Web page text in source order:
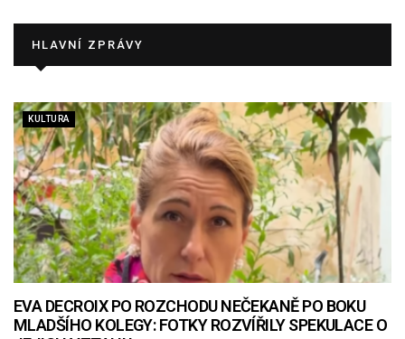
HLAVNÍ ZPRÁVY
KULTURA
EVA DECROIX PO ROZCHODU NEČEKANĚ PO BOKU
MLADŠÍHO KOLEGY: FOTKY ROZVÍŘILY SPEKULACE O